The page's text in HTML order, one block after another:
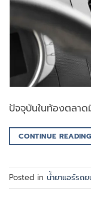
ปัจจุบันในท้องตลาด
CONTINUE READING
Posted in น้ำยาแอร์รถ